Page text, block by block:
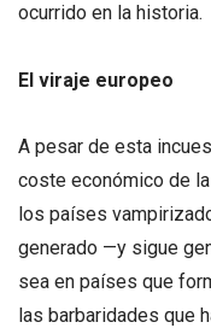
ocurrido en la historia.
El viraje europeo
A pesar de esta
coste económico de
los países
generado —y sigue
sea en países que
las barbaridades que